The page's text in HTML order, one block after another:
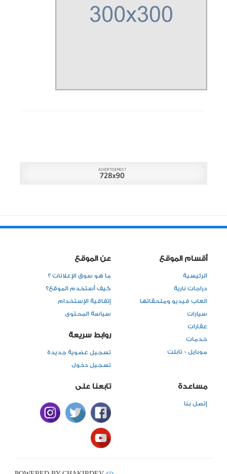
أقسام الموقع
الرئيسية
دراجات نارية
العاب فيديو وملحقاتها
سيارات
عقارات
خدمات
موبايل - تابلت
عن الموقع
ما هو سوق الإعلانات ؟
كيف أستخدم الموقع؟
إتفاقية الإستخدام
سياسة المحتوى
روابط سريعة
تسجيل عضوية جديدة
تسجيل دخول
مساعدة
إتصل بنا
تابعنا على